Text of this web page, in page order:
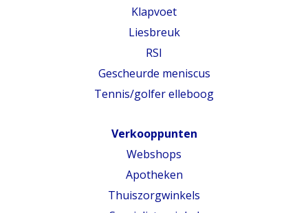
Klapvoet
Liesbreuk
RSI
Gescheurde meniscus
Tennis/golfer elleboog
Verkooppunten
Webshops
Apotheken
Thuiszorgwinkels